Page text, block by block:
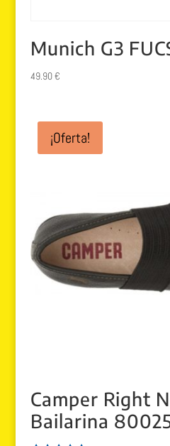
Munich G3
49.90€
¡Oferta!
Camper Right
Bailarina